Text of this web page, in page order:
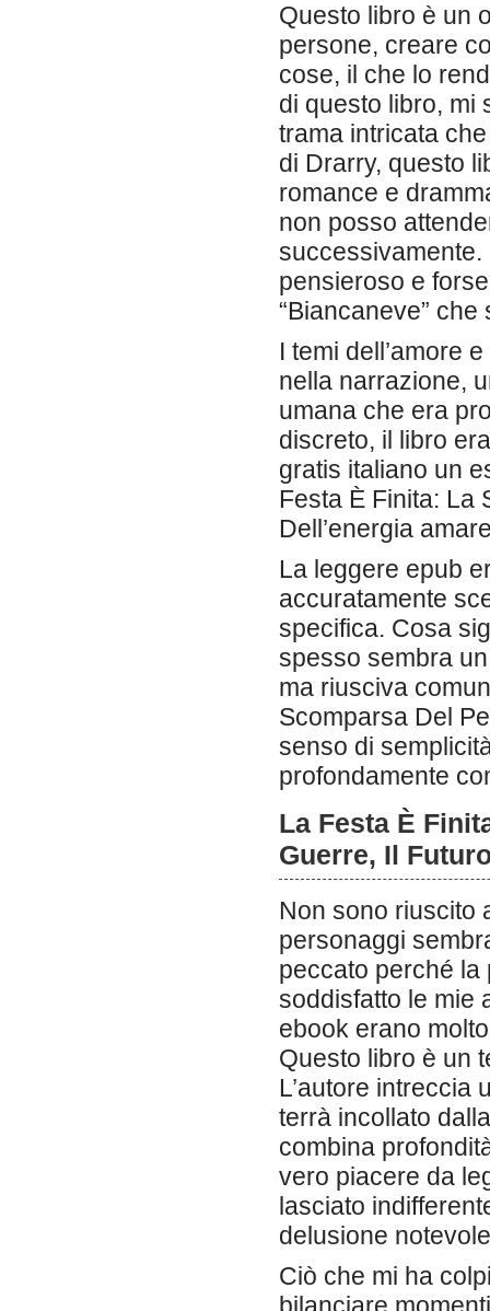
Questo libro è un
persone, creare
cose, il che lo
di questo libro, mi
trama intricata
di Drarry, questo
romance e
non posso
pensieroso e
“Biancaneve”
I temi dell’amore
nella narrazione,
umana che era
discreto, il libro
gratis italiano un
Festa È Finita: La
Dell’energia
La leggere epub
accuratamente
specifica. Cosa
spesso sembra
ma riusciva
Scomparsa Del
senso di
profondamente
La Festa È
Guerre, Il
Non sono riuscito
personaggi
peccato perché la
soddisfatto le mie
ebook erano
Questo libro è un
L’autore intreccia
terrà incollato
combina
vero piacere da
lasciato
delusione
Ciò che mi ha